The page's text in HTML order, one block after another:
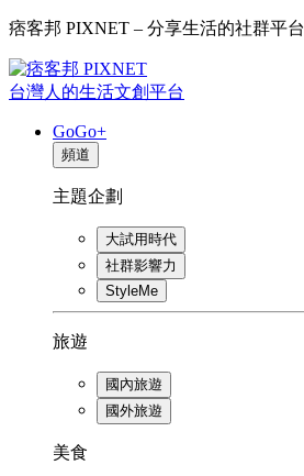
痞客邦 PIXNET – 分享生活的社群平台
台灣人的生活文創平台
GoGo+
頻道
主題企劃
大試用時代
社群影響力
StyleMe
旅遊
國內旅遊
國外旅遊
美食